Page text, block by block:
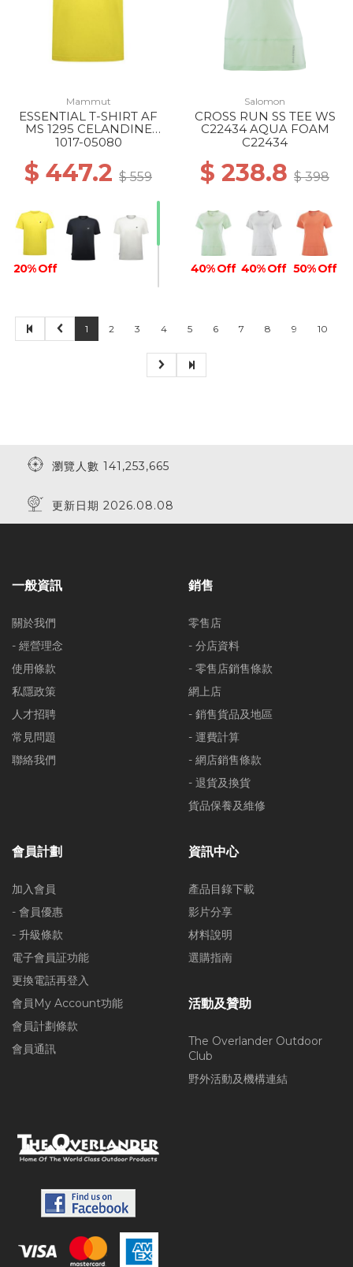
Mammut
ESSENTIAL T-SHIRT AF
MS 1295 CELANDINE
PRT1
1017-05080
$ 447.2 $ 559
20% Off
Salomon
CROSS RUN SS TEE WS
C22434 AQUA FOAM
C22434
$ 238.8 $ 398
40% Off 40% Off 50% Off
1 2 3 4 5 6 7 8 9 10
瀏覽人數 141,253,665
更新日期 2026.08.08
一般資訊
關於我們
- 經營理念
使用條款
私隱政策
人才招聘
常見問題
聯絡我們
銷售
零售店
- 分店資料
- 零售店銷售條款
網上店
- 銷售貨品及地區
- 運費計算
- 網店銷售條款
- 退貨及換貨
貨品保養及維修
會員計劃
加入會員
- 會員優惠
- 升級條款
電子會員証功能
更換電話再登入
會員My Account功能
會員計劃條款
會員通訊
資訊中心
產品目錄下載
影片分享
材料說明
選購指南
活動及贊助
The Overlander Outdoor
Club
野外活動及機構連結